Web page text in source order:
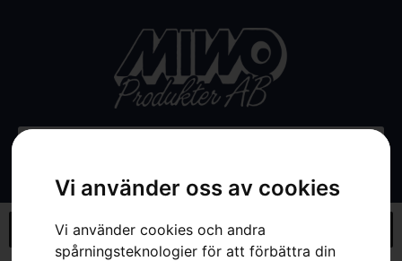
Vi använder oss av cookies
Vi använder cookies och andra
spårningsteknologier för att förbättra din